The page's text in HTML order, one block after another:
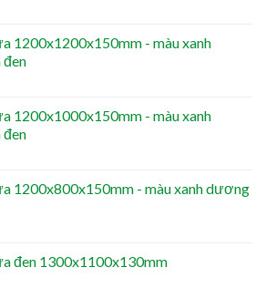
1200x1200x150mm - màu xanh
1200x1000x150mm - màu xanh
1200x800x150mm - màu xanh dương
đen 1300x1100x130mm